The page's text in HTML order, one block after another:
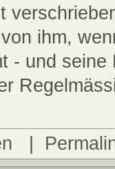
ihm,
- und seine
|